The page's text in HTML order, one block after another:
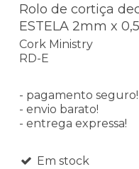
Rolo de cortiça
ESTELA 2mm x
Cork Ministry
RD-E
- pagamento seguro!
- envio barato!
- entrega expressa!
Em stock